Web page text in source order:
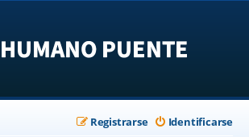
Identificarse
Registrarse